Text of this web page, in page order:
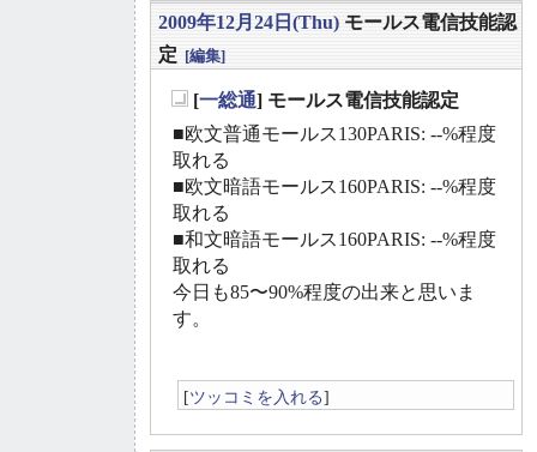
2009年12月24日(Thu) モールス電信技能認
定 [編集]
[一総通] モールス電信技能認定
■欧文普通モールス130PARIS: --%程度
取れる
■欧文暗語モールス160PARIS: --%程度
取れる
■和文暗語モールス160PARIS: --%程度
取れる
今日も85〜90%程度の出来と思いま
す。
[ツッコミを入れる]